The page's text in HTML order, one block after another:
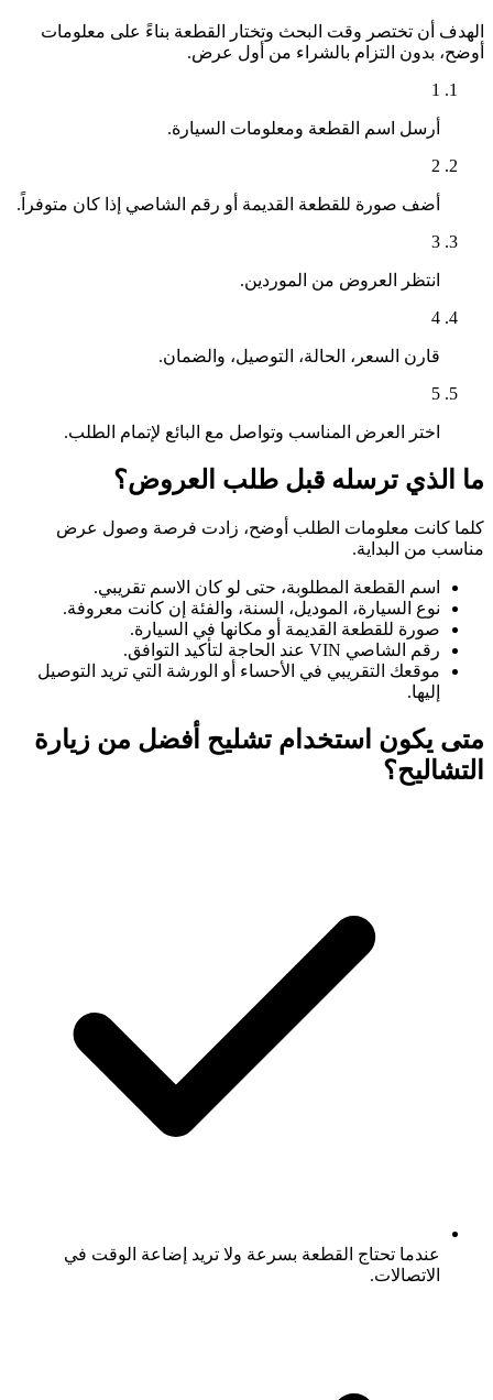
الهدف أن تختصر وقت البحث وتختار القطعة بناءً على معلومات
أوضح، بدون التزام بالشراء من أول عرض.
1
أرسل اسم القطعة ومعلومات السيارة.
2
أضف صورة للقطعة القديمة أو رقم الشاصي إذا كان متوفراً.
3
انتظر العروض من الموردين.
4
قارن السعر، الحالة، التوصيل، والضمان.
5
اختر العرض المناسب وتواصل مع البائع لإتمام الطلب.
ما الذي ترسله قبل طلب العروض؟
كلما كانت معلومات الطلب أوضح، زادت فرصة وصول عرض
مناسب من البداية.
اسم القطعة المطلوبة، حتى لو كان الاسم تقريبي.
نوع السيارة، الموديل، السنة، والفئة إن كانت معروفة.
صورة للقطعة القديمة أو مكانها في السيارة.
رقم الشاصي VIN عند الحاجة لتأكيد التوافق.
موقعك التقريبي في الأحساء أو الورشة التي تريد التوصيل
إليها.
متى يكون استخدام تشليح أفضل من زيارة
التشاليح؟
عندما تحتاج القطعة بسرعة ولا تريد إضاعة الوقت في
الاتصالات.